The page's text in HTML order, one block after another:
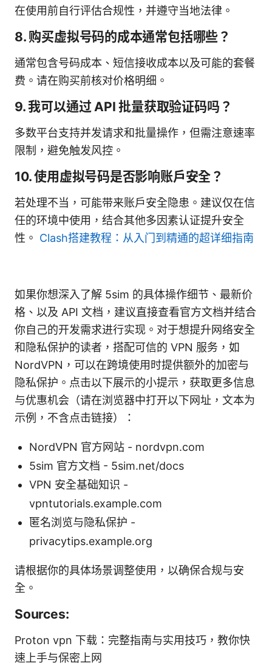
在使用前自行评估合规性，并遵守当地法律。
8. 购买虚拟号码的成本通常包括哪些？
通常包含号码成本、短信接收成本以及可能的套餐
费。请在购买前核对价格明细。
9. 我可以通过 API 批量获取验证码吗？
多数平台支持并发请求和批量操作，但需注意速率
限制，避免触发风控。
10. 使用虚拟号码是否影响账户安全？
若处理不当，可能带来账户安全隐患。建议仅在信
任的环境中使用，结合其他多因素认证提升安全
性。 Clash搭建教程：从入门到精通的超详细指南
如果你想深入了解 5sim 的具体操作细节、最新价
格、以及 API 文档，建议直接查看官方文档并结合
你自己的开发需求进行实现。对于想提升网络安全
和隐私保护的读者，搭配可信的 VPN 服务，如
NordVPN，可以在跨境使用时提供额外的加密与
隐私保护。点击以下展示的小提示，获取更多信息
与优惠机会（请在浏览器中打开以下网址，文本为
示例，不含点击链接）：
NordVPN 官方网站 - nordvpn.com
5sim 官方文档 - 5sim.net/docs
VPN 安全基础知识 -
vpntutorials.example.com
匿名浏览与隐私保护 -
privacytips.example.org
请根据你的具体场景调整使用，以确保合规与安
全。
Sources:
Proton vpn 下载：完整指南与实用技巧，教你快
速上手与保密上网